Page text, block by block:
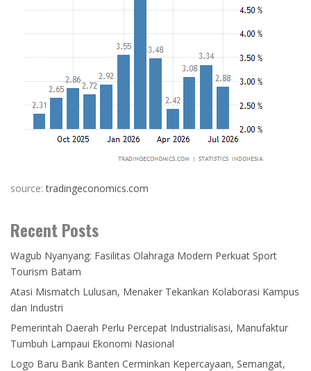
source:tradingeconomics.com
Recent Posts
Wagub Nyanyang: Fasilitas Olahraga Modern Perkuat Sport
Tourism Batam
Atasi Mismatch Lulusan, Menaker Tekankan Kolaborasi Kampus
dan Industri
Pemerintah Daerah Perlu Percepat Industrialisasi, Manufaktur
Tumbuh Lampaui Ekonomi Nasional
Logo Baru Bank Banten Cerminkan Kepercayaan, Semangat,